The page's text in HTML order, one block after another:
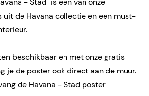
- Stad" is een van onze
uit de Havana collectie en een must-
beschikbaar en met onze gratis
je de poster ook direct aan de muur.
de Havana - Stad poster